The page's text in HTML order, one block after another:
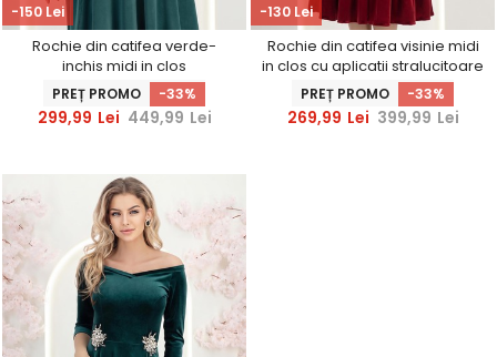
-150 Lei
Rochie din catifea verde-
inchis midi in clos
accesorizata cu fundite si
pietre strass frontal
PREȚ PROMO -33%
299,99 Lei 449,99 Lei
-130 Lei
Rochie din catifea visinie midi
in clos cu aplicatii stralucitoare
laterale- StarShinerS
PREȚ PROMO -33%
269,99 Lei 399,99 Lei